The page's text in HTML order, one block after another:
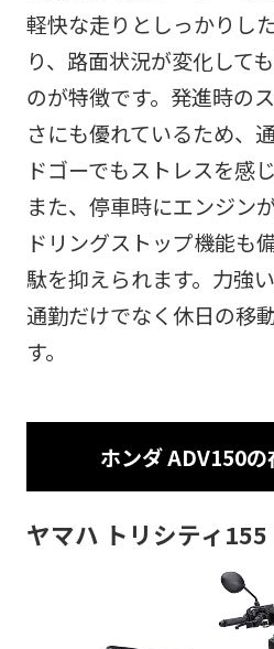
軽快な走りとしっかりし
り、路面状況が変化して
のが特徴です。発進時の
さにも優れているため、
ドゴーでもストレスを感
また、停車時にエンジン
ドリングストップ機能も
駄を抑えられます。力強
通勤だけでなく休日の移
す。
ホンダ ADV150
ヤマハ トリシティ155